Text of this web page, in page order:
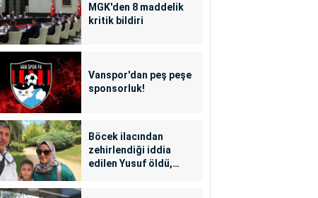
MGK'den 8 maddelik
kritik bildiri
Vanspor'dan peş peşe
sponsorluk!
Böcek ilacından
zehirlendiği iddia
edilen Yusuf öldü,